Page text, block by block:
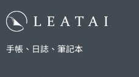
手帳、日誌、筆記本